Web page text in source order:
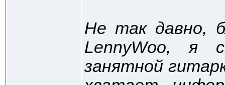
Не так давно,
LennyWoo, я
занятной